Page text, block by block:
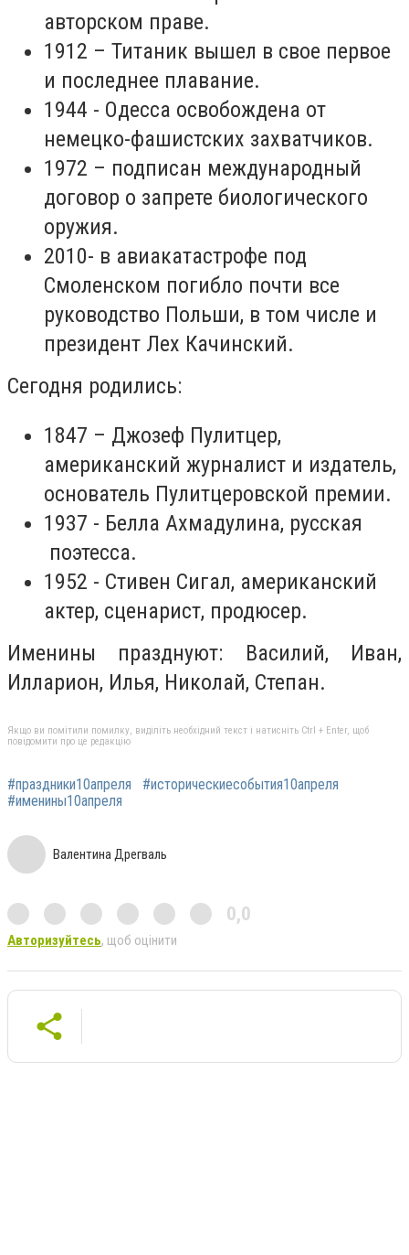
авторском праве.
1912 – Титаник вышел в свое первое
и последнее плавание.
1944 - Одесса освобождена от
немецко-фашистских захватчиков.
1972 – подписан международный
договор о запрете биологического
оружия.
2010- в авиакатастрофе под
Смоленском погибло почти все
руководство Польши, в том числе и
президент Лех Качинский.
Сегодня родились:
1847 – Джозеф Пулитцер,
американский журналист и издатель,
основатель Пулитцеровской премии.
1937 - Белла Ахмадулина, русская
поэтесса.
1952 - Стивен Сигал, американский
актер, сценарист, продюсер.
Именины празднуют: Василий, Иван,
Илларион, Илья, Николай, Степан.
Якщо ви помітили помилку, виділіть необхідний текст і натисніть Ctrl + Enter, щоб
повідомити про це редакцію
#праздники10апреля
#историческиесобытия10апреля
#именины10апреля
Валентина Дрегваль
0,0
Авторизуйтесь, щоб оцінити